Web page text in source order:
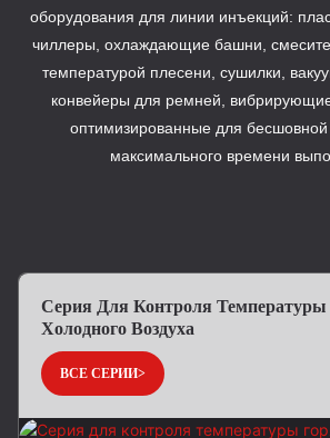
оборудования для линии инъекций:
чиллеры, охлаждающие башни,
температурой плесени, сушилки,
конвейеры для ремней,
оптимизированные для бесшовной
максимального времени
Серия Для Контроля Температуры
Холодного Воздуха
ВСЕ СЕРИИ>